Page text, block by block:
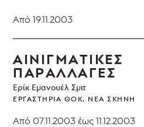
Από 19.11.2003
ΑΙΝΙΓΜΑΤΙΚΕΣ
ΠΑΡΑΛΛΑΓΕΣ
Ερίκ Εμανουέλ Σμιτ
ΕΡΓΑΣΤΉΡΙΑ ΘΟΚ, ΝΈΑ ΣΚΗΝΉ
Από 07.11.2003 έως 11.12.2003